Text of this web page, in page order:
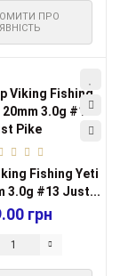
ПРО
Fishing Yeti
3.0g #13 Just...
грн